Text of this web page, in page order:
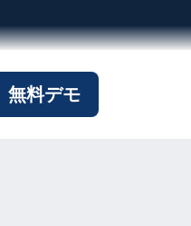
無料デモ